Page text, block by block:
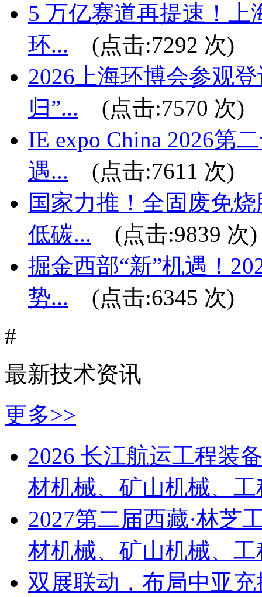
5 万亿赛道再提速！上
环...
(点击:7292 次)
2026上海环博会参观
归”...
(点击:7570 次)
IE expo China 2026第
遇...
(点击:7611 次)
国家力推！全固废免
低碳...
(点击:9839 次)
掘金西部“新”机遇！
势...
(点击:6345 次)
#
最新技术资讯
更多>>
2026 长江航运工程装
材机械、矿山机械、
2027第二届西藏·林芝
材机械、矿山机械、
双展联动，布局中亚